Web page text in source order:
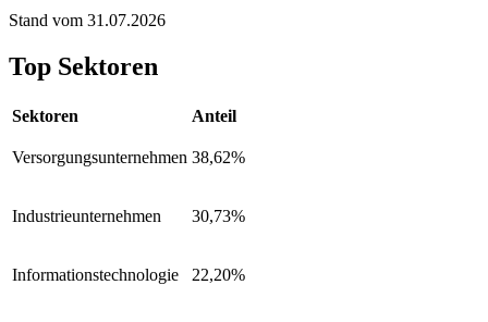
Stand vom 31.07.2026
Top Sektoren
Sektoren Anteil
Versorgungsunternehmen 38,62%
Industrieunternehmen 30,73%
Informationstechnologie 22,20%